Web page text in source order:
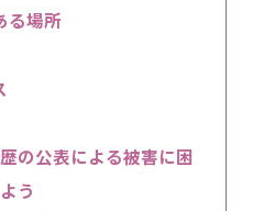
る場所
の公表による被害に困
う